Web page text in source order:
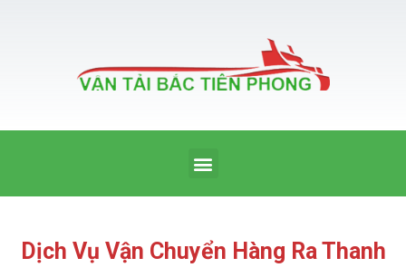
Menu
Dịch Vụ Vận Chuyển Hàng Ra Thanh